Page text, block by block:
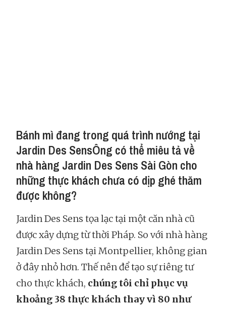
Bánh mì đang trong quá trình nướng tại
Jardin Des SensÔng có thể miêu tả về
nhà hàng Jardin Des Sens Sài Gòn cho
những thực khách chưa có dịp ghé thăm
được không?
Jardin Des Sens tọa lạc tại một căn nhà cũ
được xây dựng từ thời Pháp. So với nhà hàng
Jardin Des Sens tại Montpellier, không gian
ở đây nhỏ hơn. Thế nên để tạo sự riêng tư
cho thực khách, chúng tôi chỉ phục vụ
khoảng 38 thực khách thay vì 80 như